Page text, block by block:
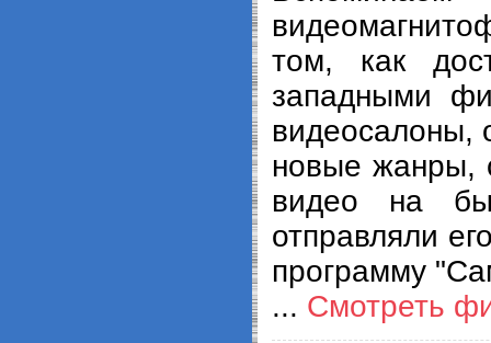
том, как
западными
видеосалоны,
новые жанры,
видео на
отправляли
программу
... Смотреть